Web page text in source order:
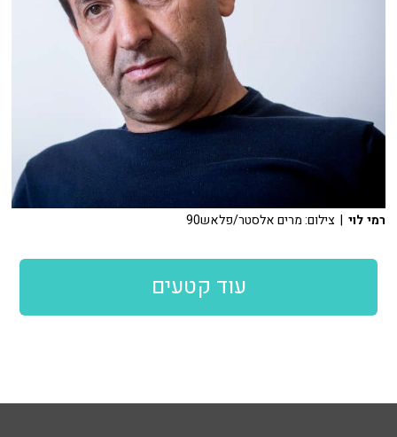
רמי לוי | צילום: מרים אלסטר/פלאש90
עוד קטעים